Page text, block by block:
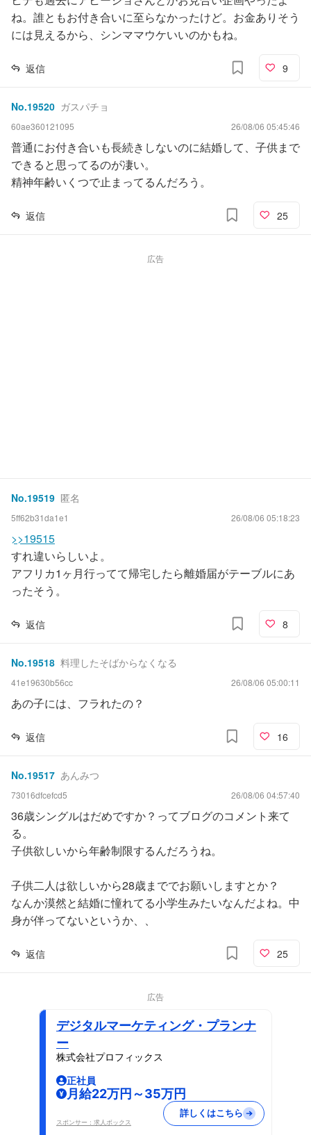
ね。誰ともお付き合いに至らなかったけど。お金ありそう
には見えるから、シンママウケいいのかもね。
返信 9
No.19520 ガスパチョ
60ae360121095 26/08/06 05:45:46
普通にお付き合いも長続きしないのに結婚して、子供まで
できると思ってるのが凄い。
精神年齢いくつで止まってるんだろう。
返信 25
広告
No.19519 匿名
5ff62b31da1e1 26/08/06 05:18:23
>>19515
すれ違いらしいよ。
アフリカ1ヶ月行ってて帰宅したら離婚届がテーブルにあ
ったそう。
返信 8
No.19518 料理したそばからなくなる
41e19630b56cc 26/08/06 05:00:11
あの子には、フラれたの？
返信 16
No.19517 あんみつ
73016dfcefcd5 26/08/06 04:57:40
36歳シングルはだめですか？ってブログのコメント来て
る。
子供欲しいから年齢制限するんだろうね。
子供二人は欲しいから28歳まででお願いしますとか？
なんか漠然と結婚に憧れてる小学生みたいなんだよね。中
身が伴ってないというか、、
返信 25
広告
デジタルマーケティング・プランナ
ー
株式会社プロフィックス
正社員
月給22万円～35万円
スポンサー：求人ボックス
詳しくはこちら